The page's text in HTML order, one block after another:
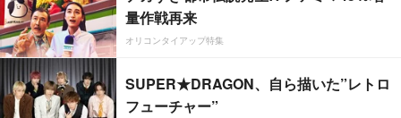
量作戦再来
オリコンタイアップ特集
SUPER★DRAGON、自ら描いた”レトロ
フューチャー”